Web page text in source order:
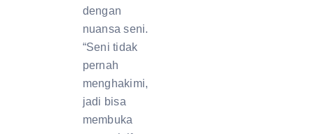
dengan
nuansa seni.
“Seni tidak
pernah
menghakimi,
jadi bisa
membuka